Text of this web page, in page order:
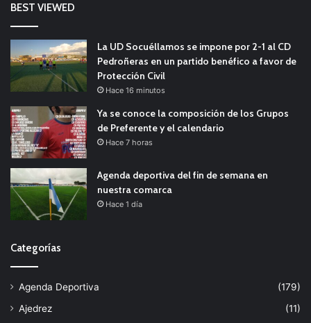
BEST VIEWED
La UD Socuéllamos se impone por 2-1 al CD
Pedroñeras en un partido benéfico a favor de
Protección Civil
Hace 16 minutos
Ya se conoce la composición de los Grupos
de Preferente y el calendario
Hace 7 horas
Agenda deportiva del fin de semana en
nuestra comarca
Hace 1 día
Categorías
Agenda Deportiva
(179)
Ajedrez
(11)